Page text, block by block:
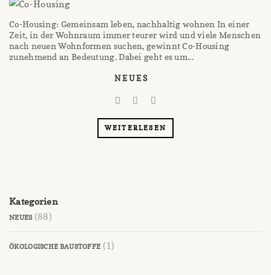
Co-Housing: Gemeinsam leben, nachhaltig wohnen In einer
Zeit, in der Wohnraum immer teurer wird und viele Menschen
nach neuen Wohnformen suchen, gewinnt Co-Housing
zunehmend an Bedeutung. Dabei geht es um...
NEUES
WEITERLESEN
Kategorien
NEUES(88)
ÖKOLOGISCHE BAUSTOFFE (1)